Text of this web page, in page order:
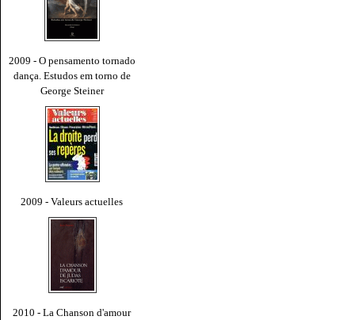
2009 - O pensamento tornado
dança. Estudos em torno de
George Steiner
2009 - Valeurs actuelles
2010 - La Chanson d'amour